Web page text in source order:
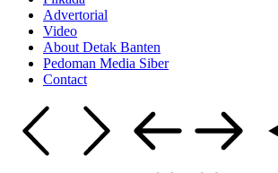
Advertorial
Video
About Detak Banten
Pedoman Media Siber
Contact